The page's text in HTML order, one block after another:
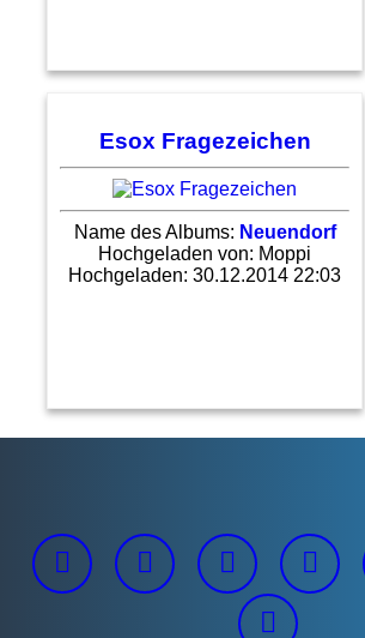
Esox Fragezeichen
Name des Albums: Neuendorf
Hochgeladen von: Moppi
Hochgeladen: 30.12.2014 22:03